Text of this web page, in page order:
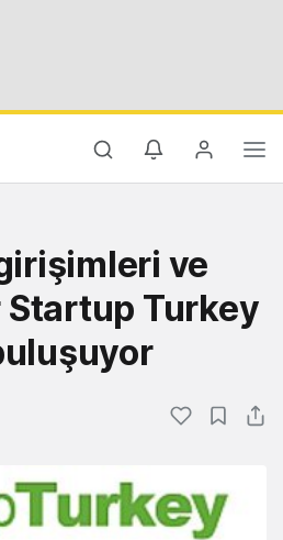
ve
Startup Turkey